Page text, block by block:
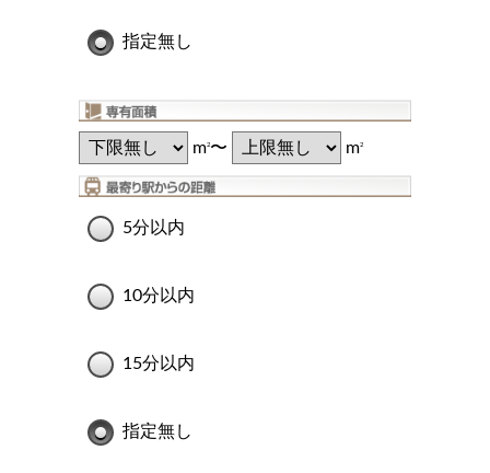
指定無し
m2〜 m2
5分以内
10分以内
15分以内
指定無し